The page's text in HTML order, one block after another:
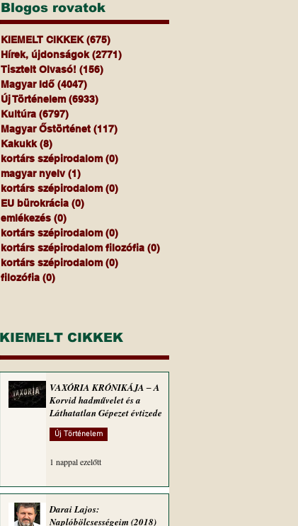
Blogos rovatok
KIEMELT CIKKEK (675)
Hírek, újdonságok (2771)
Tisztelt Olvasó! (156)
Magyar Idő (4047)
Új Történelem (6933)
Kultúra (6797)
Magyar Őstörténet (117)
Kakukk (8)
kortárs szépirodalom (0)
magyar nyelv (1)
kortárs szépirodalom (0)
EU bürokrácia (0)
emlékezés (0)
kortárs szépirodalom (0)
kortárs szépirodalom filozófia (0)
kortárs szépirodalom (0)
filozófia (0)
KIEMELT CIKKEK
VAXÓRIA KRÓNIKÁJA ‒ A
Korvid hadművelet és a
Láthatatlan Gépezet évtizede
Új Történelem
1 nappal ezelőtt
Darai Lajos:
Naplóbölcsességeim (2018)